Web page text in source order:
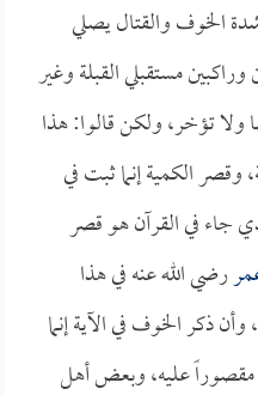
الخوف والقتال يصلي
مستقبلي القبلة وغير
ولا تؤخر، ولكن قالوا: هذا
الكمية إنما ثبت في
جاء في القرآن هو قصر
رضي الله عنه في هذا
ذكر الخوف في الآية إنما
عليه، وبعض أهل